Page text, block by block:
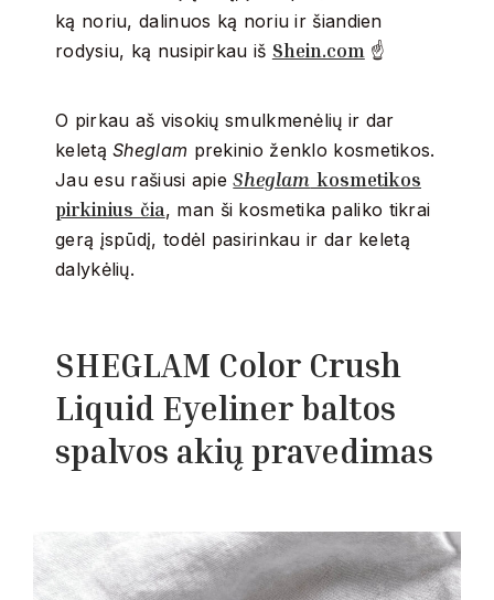
ką noriu, dalinuos ką noriu ir šiandien
rodysiu, ką nusipirkau iš Shein.com ☝️
O pirkau aš visokių smulkmenėlių ir dar
keletąSheglam prekinio ženklo kosmetikos.
Jau esu rašiusi apieSheglam kosmetikos
pirkinius čia, man ši kosmetika paliko tikrai
gerą įspūdį, todėl pasirinkau ir dar keletą
dalykėlių.
SHEGLAM Color Crush
Liquid Eyeliner baltos
spalvos akių pravedimas